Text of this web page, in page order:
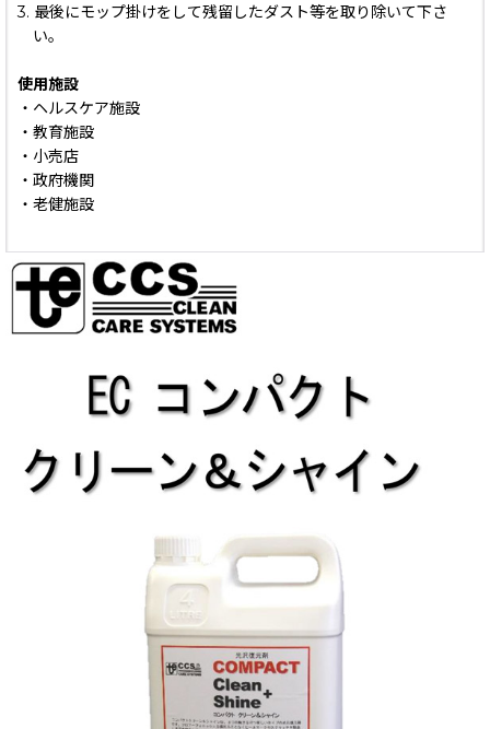
3. 最後にモップ掛けをして残留したダスト等を取り除いて下さ
い。
使用施設
・ヘルスケア施設
・教育施設
・小売店
・政府機関
・老健施設